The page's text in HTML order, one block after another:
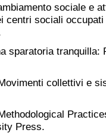
sociale e
centri sociali occupati
sparatoria tranquilla:
collettivi e
Press.